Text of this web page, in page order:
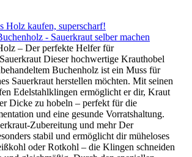
- Sauerkraut selber machen
– Der perfekte Helfer für
Dieser hochwertige Krauthobel
Buchenholz ist ein Muss für
Sauerkraut herstellen möchten. Mit seinen
Edelstahlklingen ermöglicht er dir, Kraut
Dicke zu hobeln – perfekt für die
und eine gesunde Vorratshaltung.
Zubereitung und mehr Der
stabil und ermöglicht dir müheloses
oder Rotkohl – die Klingen schneiden